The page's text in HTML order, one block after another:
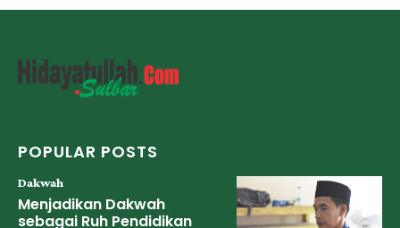
POPULAR POSTS
Dakwah
Menjadikan Dakwah
sebagai Ruh Pendidikan